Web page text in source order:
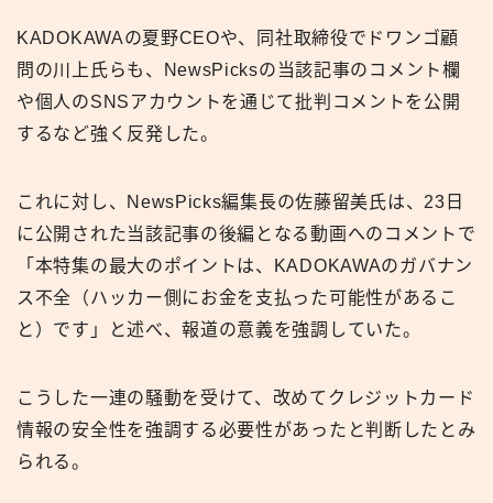
KADOKAWAの夏野CEOや、同社取締役でドワンゴ顧
問の川上氏らも、NewsPicksの当該記事のコメント欄
や個人のSNSアカウントを通じて批判コメントを公開
するなど強く反発した。
これに対し、NewsPicks編集長の佐藤留美氏は、23日
に公開された当該記事の後編となる動画へのコメントで
「本特集の最大のポイントは、KADOKAWAのガバナン
ス不全（ハッカー側にお金を支払った可能性があるこ
と）です」と述べ、報道の意義を強調していた。
こうした一連の騒動を受けて、改めてクレジットカード
情報の安全性を強調する必要性があったと判断したとみ
られる。